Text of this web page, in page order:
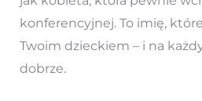
konferencyjnej. To imię,
Twoim dzieckiem – i na
dobrze.